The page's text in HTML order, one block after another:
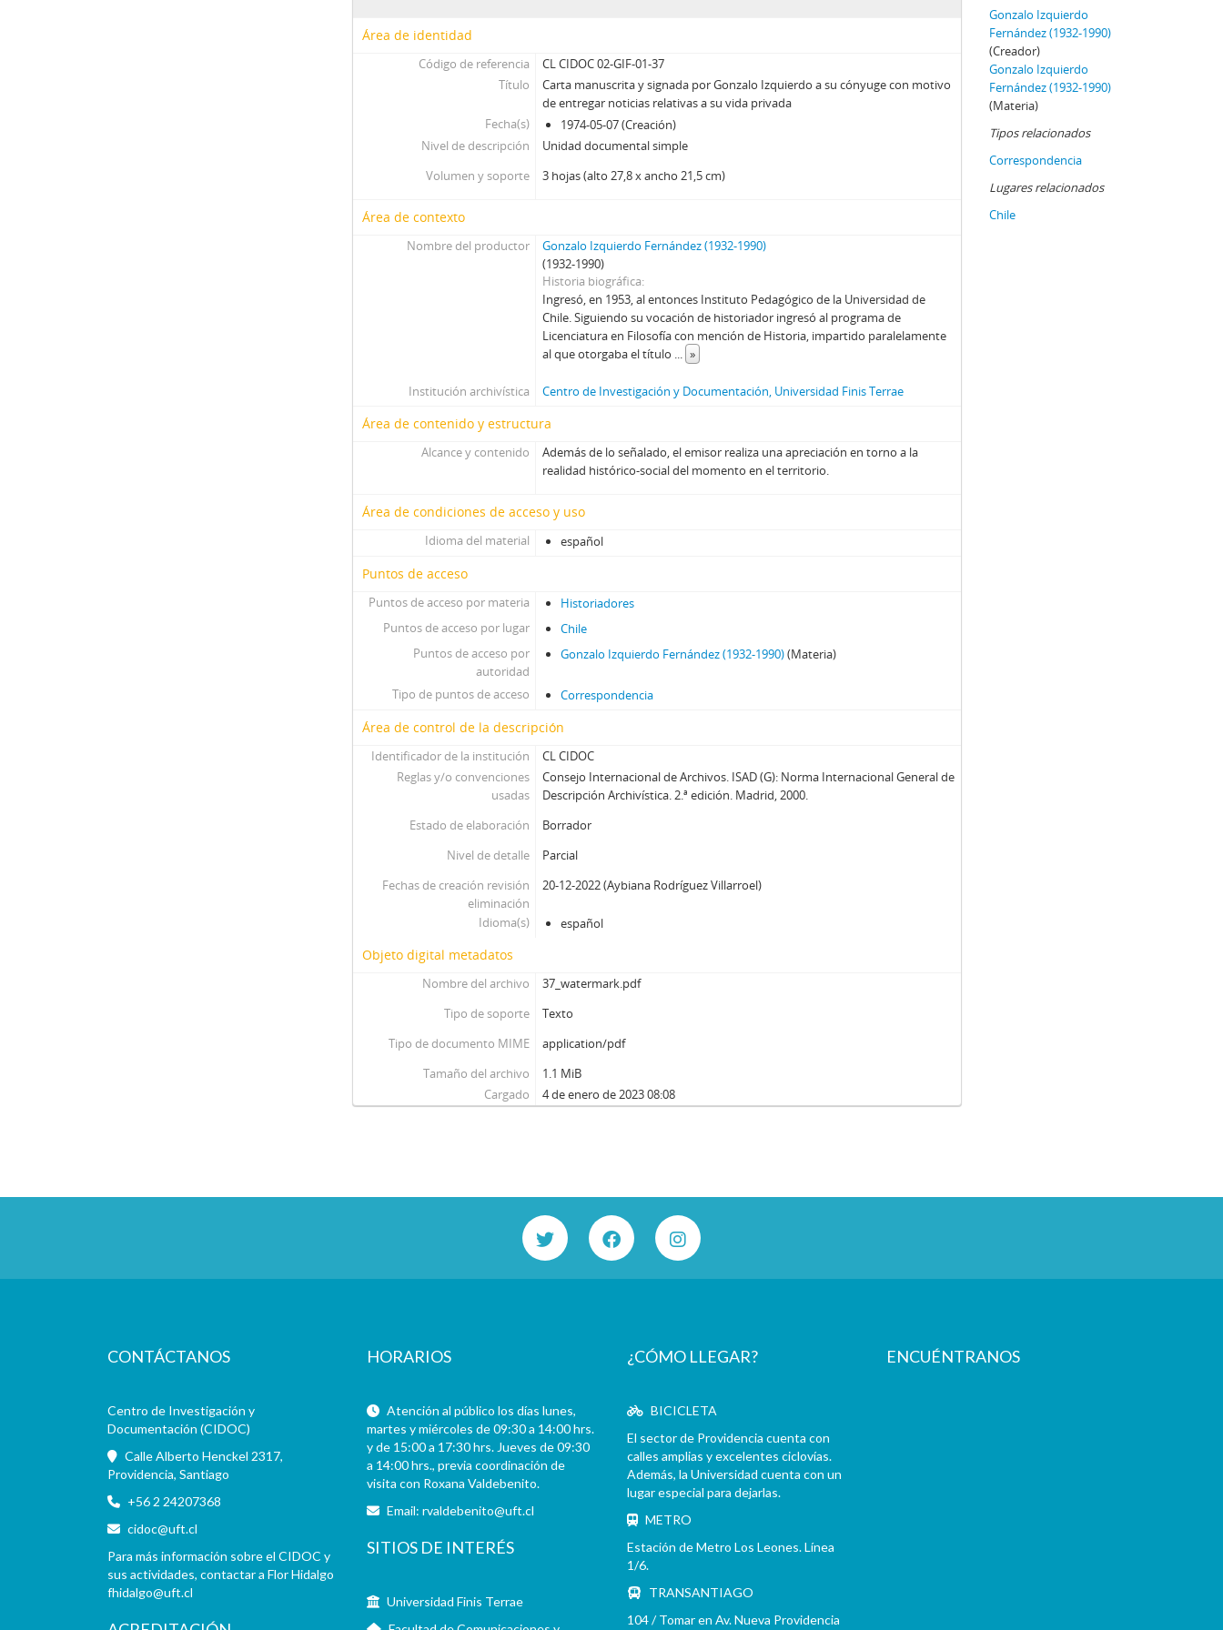
64 - Fotografía "Una petición y un peticionario" [autor desconocido]
65 - Fotografía del grabado de José Joaquín de La Araucana de Alonso de Ercilla perteneciente a la edición de 1776
66 - Fotografía de la Casa Colorada perteneciente al Archivo fotográfico de la Universidad de Chile
67 - Fotografía sin título de aparente ropero barroco
68 - Fotografía de aparente puerta de estilo barroco
69 - Fotografía de obra religiosa sin título
70 - Fotografía titulada "Custodiando la Tesorería Fiscal"
71 - Fotografía de copa sin título ni autor
74 - Fotografía de obra religiosa sin título
75 - Fotografía de materas sin título ni autor
76 - Fotografía de figura religiosa sin título ni autor
77 - Fotografía de set de tetera y materas sin título ni autor
78 - Fotografía de obra religiosa sin título ni autor
79 - Fotografía de La Moneda sin título ni autor
81 - Fotografía titulada "Manifestantes en la calle Ahumada"
82 - Nómina manuscrita con folios y títulos de fotografías pertenecientes al Instituto Fílmico de la Universidad de Chile
84 - Documento mecanografiado de nómina titulada "Ilustraciones His.t de Chile III. Del Archivo de la Universidad e Chile"
86 - Documento manuscrito de nómina de obras organizadas por temáticas, autores, formatos y localización
88 - Documento mecanografiado de listado de titulado "Iconografía colonia. Fotografías a ser sacadas en el museo histórico"
89 - Ilustración de las primeras gobernaciones suramericanas
RKV - Roberto Tomás Kelly Vásquez
RVA - Rafael Valdivieso Ariztía
AMP - Alfonso Marquéz de la Plata Yrarrázaval
FMA - Fernando Matthei Aubel
Área de identidad
Código de referencia
CL CIDOC 02-GIF-01-37
Título
Carta manuscrita y signada por Gonzalo Izquierdo a su cónyuge con motivo
de entregar noticias relativas a su vida privada
Fecha(s)
1974-05-07 (Creación)
Nivel de descripción
Unidad documental simple
Volumen y soporte
3 hojas (alto 27,8 x ancho 21,5 cm)
Área de contexto
Nombre del productor
Gonzalo Izquierdo Fernández (1932-1990)
(1932-1990)
Historia biográfica
Ingresó, en 1953, al entonces Instituto Pedagógico de la Univer­sidad de
Chile. Siguiendo su vocación de historiador ingresó al programa de
Licenciatura en Filosofía con mención de Historia, impartido paralelamente
al que otorgaba el título ... »
Institución archivística Centro de Investigación y Documentación, Universidad Finis Terrae
Área de contenido y estructura
Alcance y contenido
Además de lo señalado, el emisor realiza una apreciación en torno a la
realidad histórico-social del momento en el territorio.
Área de condiciones de acceso y uso
Idioma del material español
Puntos de acceso
Puntos de acceso por materia
Historiadores
Puntos de acceso por lugar
Chile
Puntos de acceso por
autoridad
Gonzalo Izquierdo Fernández (1932-1990)(Materia)
Tipo de puntos de acceso Correspondencia
Área de control de la descripción
Identificador de la institución
CL CIDOC
Reglas y/o convenciones
usadas
Consejo Internacional de Archivos. ISAD (G): Norma Internacional General de
Descripción Archivística. 2.ª edición. Madrid, 2000.
Estado de elaboración
Borrador
Nivel de detalle
Parcial
Fechas de creación revisión
eliminación
20-12-2022 (Aybiana Rodríguez Villarroel)
Idioma(s) español
Objeto digital metadatos
Nombre del archivo
37_watermark.pdf
Tipo de soporte
Texto
Tipo de documento MIME
application/pdf
Tamaño del archivo
1.1 MiB
Cargado
4 de enero de 2023 08:08
Gonzalo Izquierdo
Fernández (1932-1990)
(Creador)
Gonzalo Izquierdo
Fernández (1932-1990)
(Materia)
Tipos relacionados
Correspondencia
Lugares relacionados
Chile
CONTÁCTANOS
Centro de Investigación y
Documentación (CIDOC)
Calle Alberto Henckel 2317,
Providencia, Santiago
+56 2 24207368
cidoc@uft.cl
Para más información sobre el CIDOC y
sus actividades, contactar a Flor Hidalgo
fhidalgo@uft.cl
HORARIOS
Atención al público los días lunes,
martes y miércoles de 09:30 a 14:00 hrs.
y de 15:00 a 17:30 hrs. Jueves de 09:30
a 14:00 hrs., previa coordinación de
visita con Roxana Valdebenito.
Email:rvaldebenito@uft.cl
SITIOS DE INTERÉS
Universidad Finis Terrae
¿CÓMO LLEGAR?
BICICLETA
El sector de Providencia cuenta con
calles amplias y excelentes ciclovías.
Además, la Universidad cuenta con un
lugar especial para dejarlas.
METRO
Estación de Metro Los Leones. Línea
1/6.
TRANSANTIAGO
104 / Tomar en Av. Nueva Providencia
ENCUÉNTRANOS